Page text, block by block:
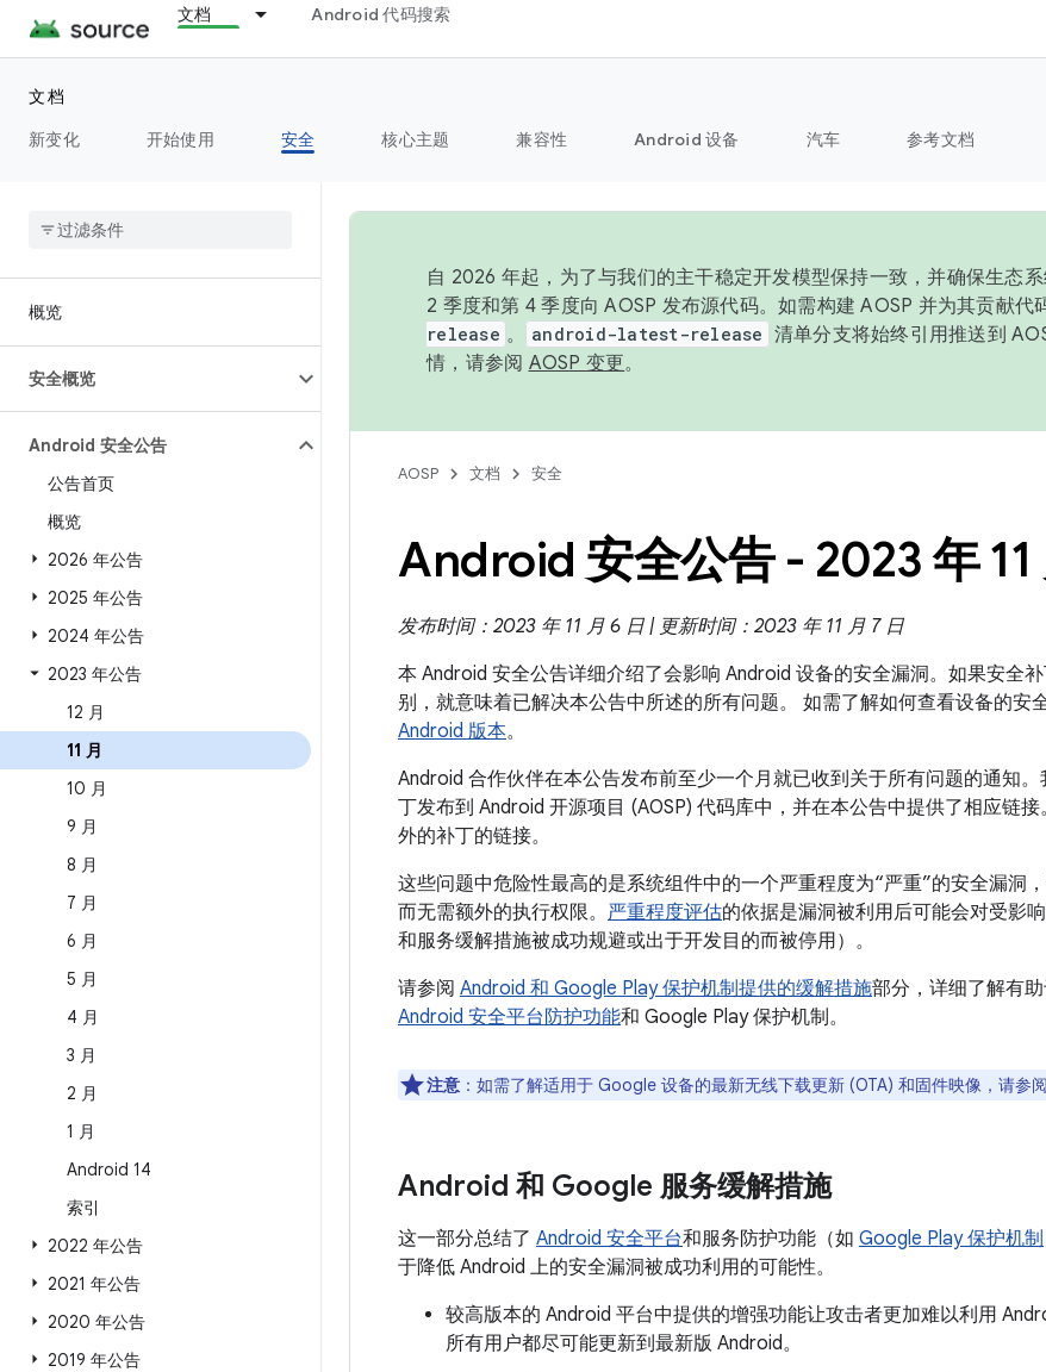
文档 Android 代码搜索
文档
新变化
开始使用 安全 核心主题 兼容性 Android 设备 汽车 参考文档
概览
安全概览
Android 安全公告
公告首页
概览
2026 年公告
2025 年公告
2024 年公告
2023 年公告
12 月
11 月
10 月
9 月
8 月
7 月
6 月
5 月
4 月
3 月
2 月
1 月
Android 14
索引
2022 年公告
2021 年公告
2020 年公告
2019 年公告
自 2026 年起，为了与我们的主干稳定开发模型保持一致，并确保生态
2 季度和第 4 季度向 AOSP 发布源代码。如需构建 AOSP 并为其贡献代
release 。 android-latest-release 清单分支将始终引用推送到
情，请参阅 AOSP 变更。
AOSP 文档 安全
Android 安全公告 - 2023 年 11
发布时间：2023 年 11 月 6 日 | 更新时间：2023 年 11 月 7 日
本 Android 安全公告详细介绍了会影响 Android 设备的安全漏洞。如果安全
别，就意味着已解决本公告中所述的所有问题。 如需了解如何查看设备的安
Android 版本。
Android 合作伙伴在本公告发布前至少一个月就已收到关于所有问题的通知
丁发布到 Android 开源项目 (AOSP) 代码库中，并在本公告中提供了相应链
外的补丁的链接。
这些问题中危险性最高的是系统组件中的一个严重程度为“严重”的安全漏洞
而无需额外的执行权限。 严重程度评估的依据是漏洞被利用后可能会对受影
和服务缓解措施被成功规避或出于开发目的而被停用）。
请参阅 Android 和 Google Play 保护机制提供的缓解措施部分，详细了解有
Android 安全平台防护功能和 Google Play 保护机制。
注意 ：如需了解适用于 Google 设备的最新无线下载更新 (OTA) 和固件映像，请参阅
Android 和 Google 服务缓解措施
这一部分总结了 Android 安全平台和服务防护功能（如 Google Play 保护机制
于降低 Android 上的安全漏洞被成功利用的可能性。
较高版本的 Android 平台中提供的增强功能让攻击者更加难以利用
所有用户都尽可能更新到最新版 Android。